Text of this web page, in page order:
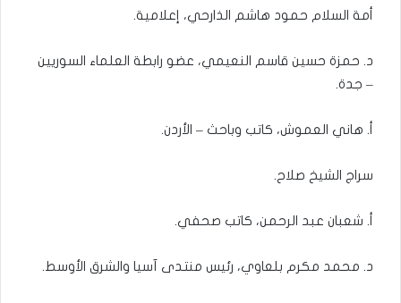
أمة السلام حمود هاشم الذارحي، إعلامية.
د. حمزة حسين قاسم النعيمي، عضو رابطة العلماء السوريين
– جدة.
أ. هاني العموش، كاتب وباحث – الأردن.
سراج الشيخ صلاح.
أ. شعبان عبد الرحمن، كاتب صحفي.
د. محمد مكرم بلعاوي، رئيس منتدى آسيا والشرق الأوسط.